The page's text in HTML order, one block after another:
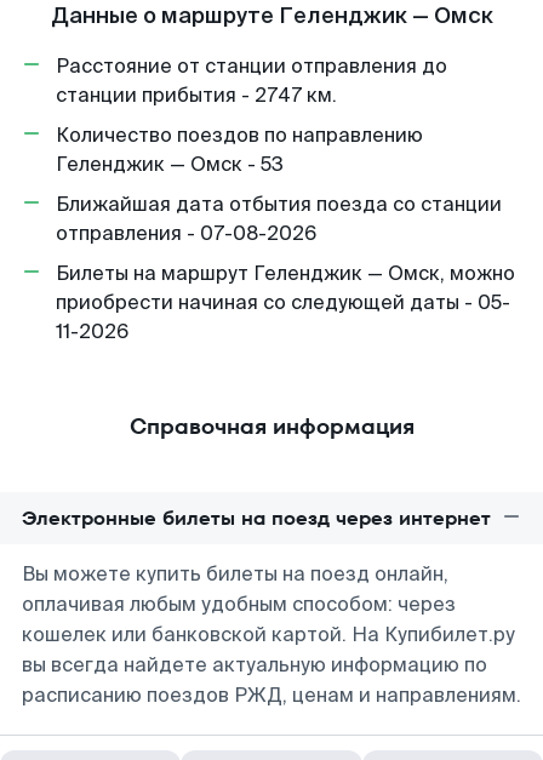
Данные о маршруте Геленджик — Омск
Расстояние от станции отправления до
станции прибытия - 2747 км.
Количество поездов по направлению
Геленджик — Омск - 53
Ближайшая дата отбытия поезда со станции
отправления - 07-08-2026
Билеты на маршрут Геленджик — Омск, можно
приобрести начиная со следующей даты - 05-
11-2026
Справочная информация
Электронные билеты на поезд через интернет
Вы можете купить билеты на поезд онлайн,
оплачивая любым удобным способом: через
кошелек или банковской картой. На Купибилет.ру
вы всегда найдете актуальную информацию по
расписанию поездов РЖД, ценам и направлениям.